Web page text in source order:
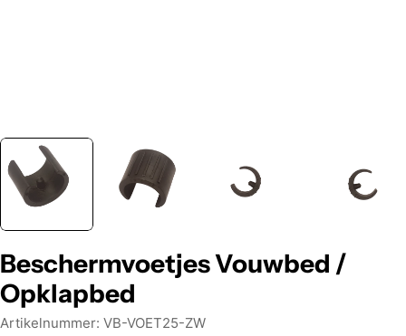
Beschermvoetjes Vouwbed /
Opklapbed
Artikelnummer: VB-VOET25-ZW